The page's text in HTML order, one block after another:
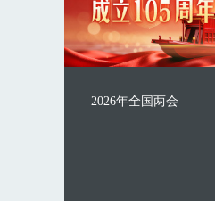
2026年全国两会